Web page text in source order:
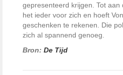
gepresenteerd krijgen. Tot
het ieder voor zich en hoeft
geschenken te rekenen. Die
zich al spannend genoeg.
Bron: De Tijd